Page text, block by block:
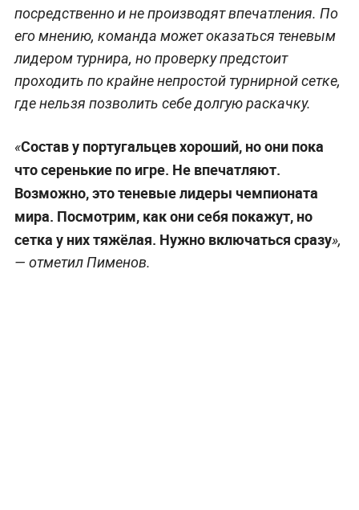
посредственно и не производят впечатления. По
его мнению, команда может оказаться теневым
лидером турнира, но проверку предстоит
проходить по крайне непростой турнирной сетке,
где нельзя позволить себе долгую раскачку.
«Состав у португальцев хороший, но они пока
что серенькие по игре. Не впечатляют.
Возможно, это теневые лидеры чемпионата
мира. Посмотрим, как они себя покажут, но
сетка у них тяжёлая. Нужно включаться сразу»,
— отметил Пименов.